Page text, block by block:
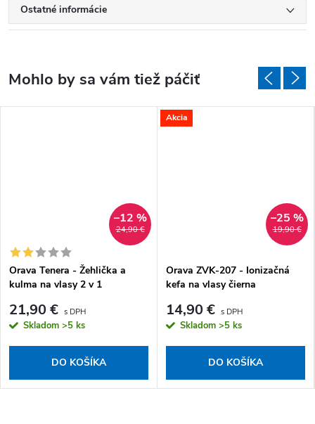
Ostatné informácie
24,90 €
–12 %
Orava Tenera - Žehlička a
kulma na vlasy 2 v 1
21,90 €
Skladom >5 ks
DO KOŠÍKA
Akcia
19,90 €
–25 %
Orava ZVK-207 - Ionizačná
kefa na vlasy čierna
14,90 €
Skladom >5 ks
DO KOŠÍKA